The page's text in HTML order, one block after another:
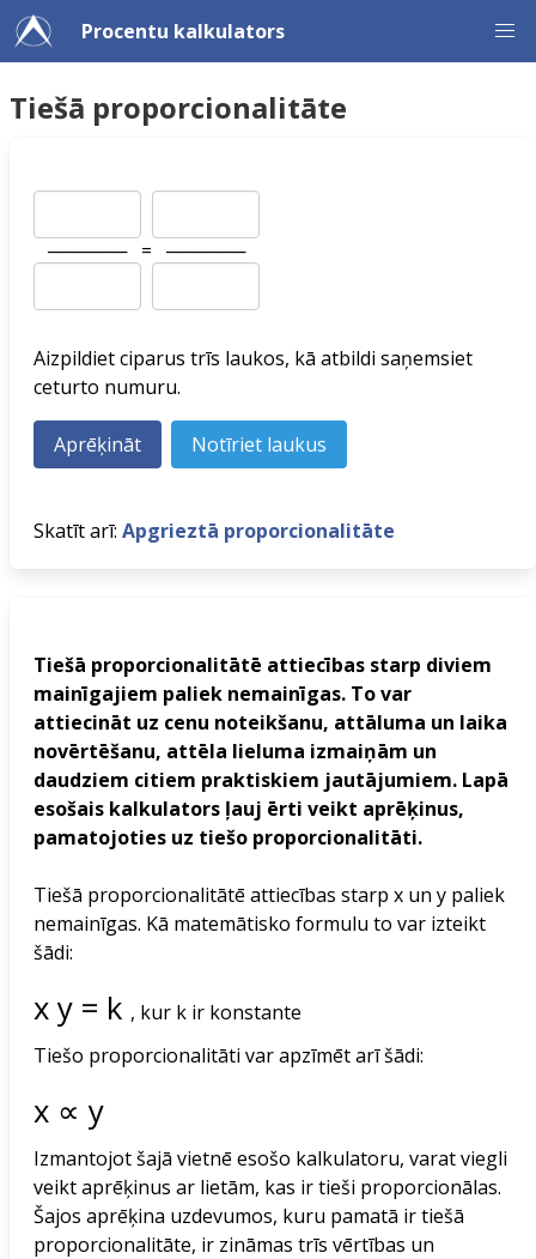
Procentu kalkulators
Tiešā proporcionalitāte
────── = ──────
Aizpildiet ciparus trīs laukos, kā atbildi saņemsiet
ceturto numuru.
Skatīt arī: Apgrieztā proporcionalitāte
Tiešā proporcionalitātē attiecības starp diviem
mainīgajiem paliek nemainīgas. To var
attiecināt uz cenu noteikšanu, attāluma un laika
novērtēšanu, attēla lieluma izmaiņām un
daudziem citiem praktiskiem jautājumiem. Lapā
esošais kalkulators ļauj ērti veikt aprēķinus,
pamatojoties uz tiešo proporcionalitāti.
Tiešā proporcionalitātē attiecības starp x un y paliek
nemainīgas. Kā matemātisko formulu to var izteikt
šādi:
x y = k , kur k ir konstante
Tiešo proporcionalitāti var apzīmēt arī šādi:
x ∝ y
Izmantojot šajā vietnē esošo kalkulatoru, varat viegli
veikt aprēķinus ar lietām, kas ir tieši proporcionālas.
Šajos aprēķina uzdevumos, kuru pamatā ir tiešā
proporcionalitāte, ir zināmas trīs vērtības un